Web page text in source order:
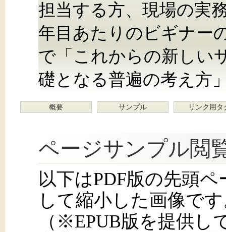
担当する方、現場の実
年目あたりのビギナー
で「これからの新しい
礎となる普遍の考え方
概要 サンプル リンク用タ
ページサンプル閲
以下はPDF版の先頭
して縮小した画像で
（※EPUB版を提供し